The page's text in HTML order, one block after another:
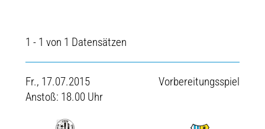
1 - 1 von 1 Datensätzen
Fr., 17.07.2015
Anstoß: 18.00 Uhr
Vorbereitungsspiel